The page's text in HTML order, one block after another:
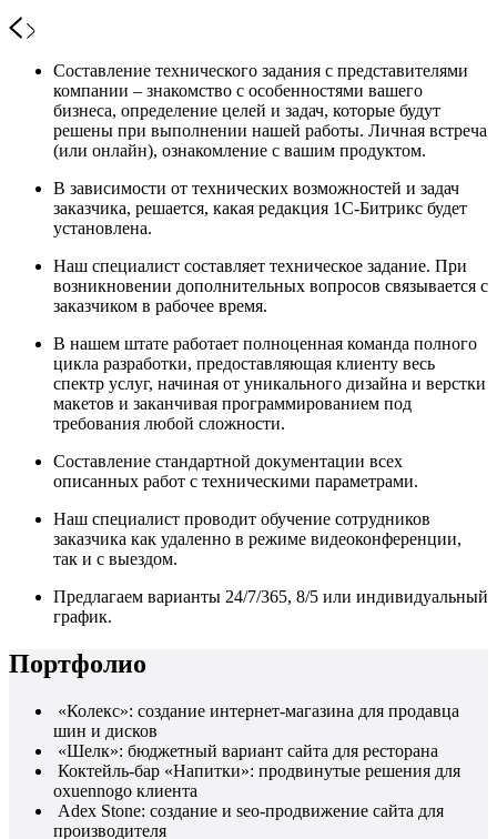
Составление технического задания с представителями
компании – знакомство с особенностями вашего
бизнеса, определение целей и задач, которые будут
решены при выполнении нашей работы. Личная встреча
(или онлайн), ознакомление с вашим продуктом.
В зависимости от технических возможностей и задач
заказчика, решается, какая редакция 1С-Битрикс будет
установлена.
Наш специалист составляет техническое задание. При
возникновении дополнительных вопросов связывается с
заказчиком в рабочее время.
В нашем штате работает полноценная команда полного
цикла разработки, предоставляющая клиенту весь
спектр услуг, начиная от уникального дизайна и верстки
макетов и заканчивая программированием под
требования любой сложности.
Составление стандартной документации всех
описанных работ с техническими параметрами.
Наш специалист проводит обучение сотрудников
заказчика как удаленно в режиме видеоконференции,
так и с выездом.
Предлагаем варианты 24/7/365, 8/5 или индивидуальный
график.
Портфолио
«Колекс»: создание интернет-магазина для продавца
шин и дисков
«Шелк»: бюджетный вариант сайта для ресторана
Коктейль-бар «Напитки»: продвинутые решения для
oxuennogo клиента
Adex Stone: создание и seo-продвижение сайта для
производителя